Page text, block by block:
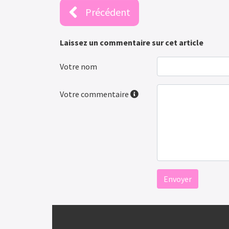
Précédent
Laissez un commentaire sur cet article
Votre nom
Votre commentaire
Envoyer